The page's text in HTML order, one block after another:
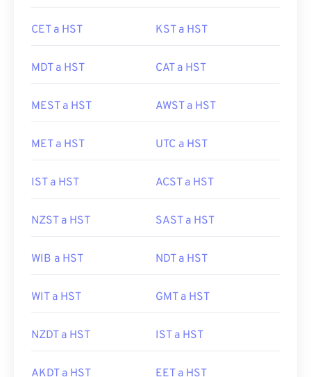
CET a HST KST a HST
MDT a HST CAT a HST
MEST a HST AWST a HST
MET a HST UTC a HST
IST a HST ACST a HST
NZST a HST SAST a HST
WIB a HST NDT a HST
WIT a HST GMT a HST
NZDT a HST IST a HST
AKDT a HST EET a HST